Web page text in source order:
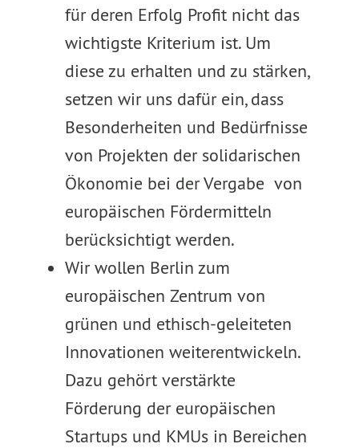
für deren Erfolg Profit nicht das
wichtigste Kriterium ist. Um
diese zu erhalten und zu stärken,
setzen wir uns dafür ein, dass
Besonderheiten und Bedürfnisse
von Projekten der solidarischen
Ökonomie bei der Vergabe von
europäischen Fördermitteln
berücksichtigt werden.
Wir wollen Berlin zum
europäischen Zentrum von
grünen und ethisch-geleiteten
Innovationen weiterentwickeln.
Dazu gehört verstärkte
Förderung der europäischen
Startups und KMUs in Bereichen